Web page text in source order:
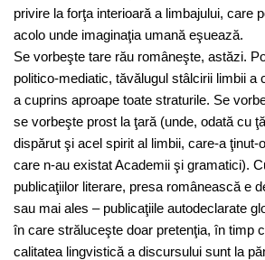
privire la forţa interioară a limbajului, care
acolo unde imaginaţia umană eşuează.
Se vorbeşte tare rău româneşte, astăzi.
politico-mediatic, tăvălugul stâlcirii limbii a
a cuprins aproape toate straturile. Se
se vorbeşte prost la ţară (unde, odată cu
dispărut şi acel spirit al limbii, care-a
care n-au existat Academii şi gramatici).
publicaţiilor literare, presa românească e
sau mai ales – publicaţiile autodeclarate
în care străluceşte doar pretenţia, în timp
calitatea lingvistică a discursului sunt la